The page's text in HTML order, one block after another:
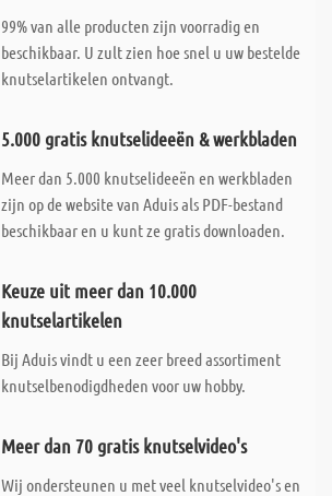
99% van alle producten zijn voorradig en
beschikbaar. U zult zien hoe snel u uw bestelde
knutselartikelen ontvangt.
5.000 gratis knutselideeën & werkbladen
Meer dan 5.000 knutselideeën en werkbladen
zijn op de website van Aduis als PDF-bestand
beschikbaar en u kunt ze gratis downloaden.
Keuze uit meer dan 10.000
knutselartikelen
Bij Aduis vindt u een zeer breed assortiment
knutselbenodigdheden voor uw hobby.
Meer dan 70 gratis knutselvideo's
Wij ondersteunen u met veel knutselvideo's en